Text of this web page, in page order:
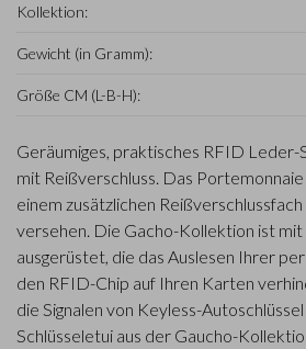
Kollektion:
Gewicht (in Gramm):
Größe CM (L-B-H):
Geräumiges, praktisches RFID Leder-
mit Reißverschluss. Das
einem zusätzlichen
versehen. Die Gacho-Kollektion ist mit
ausgerüstet, die das Auslesen Ihrer
den RFID-Chip auf Ihren Karten
die Signalen von Keyless-
Schlüsseletui aus der Gaucho-